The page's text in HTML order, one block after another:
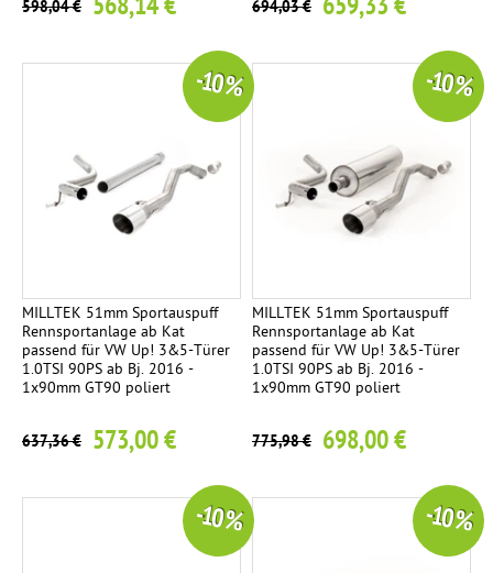
598,04 € 568,14 € 694,03 € 659,33 €
MILLTEK 51mm Sportauspuff
Rennsportanlage ab Kat
passend für VW Up! 3&5-Türer
1.0TSI 90PS ab Bj. 2016 -
1x90mm GT90 poliert
637,36 € 573,00 €
-10 %
MILLTEK 51mm Sportauspuff
Rennsportanlage ab Kat
passend für VW Up! 3&5-Türer
1.0TSI 90PS ab Bj. 2016 -
1x90mm GT90 poliert
775,98 € 698,00 €
-10 %
-10 % -10 %